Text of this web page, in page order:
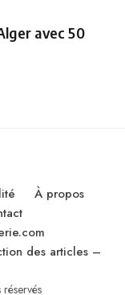
avec 50
À propos
des articles –